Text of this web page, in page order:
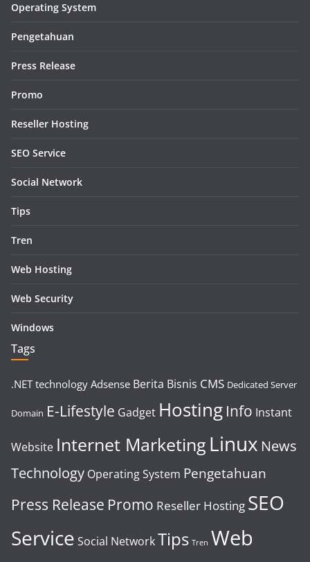
Operating System
Pengetahuan
Press Release
Promo
Reseller Hosting
SEO Service
Social Network
Tips
Tren
Web Hosting
Web Security
Windows
Tags
.NET technology Adsense Berita Bisnis CMS Dedicated Server
Domain E-Lifestyle Gadget Hosting Info Instant
Website Internet Marketing Linux News
Technology Operating System Pengetahuan
Press Release Promo Reseller Hosting SEO
Service Social NetworkTips Tren Web